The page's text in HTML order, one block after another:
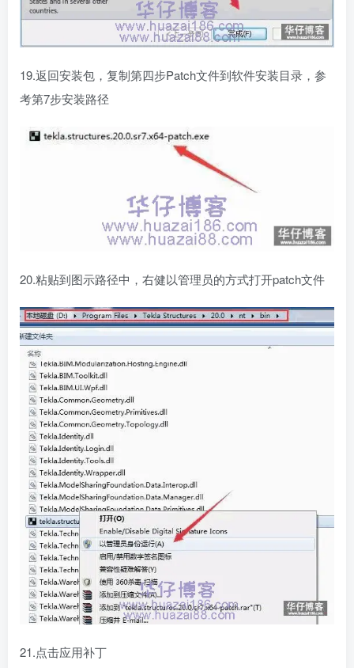
19.返回安装包，复制第四步Patch文件到软件安装目录，参
考第7步安装路径
20.粘贴到图示路径中，右健以管理员的方式打开patch文件
21.点击应用补丁